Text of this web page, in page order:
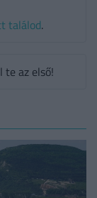
találod.
te az első!